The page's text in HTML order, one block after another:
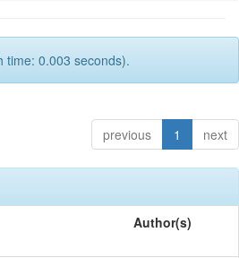
time: 0.003 seconds).
previous 1 next
Author(s)